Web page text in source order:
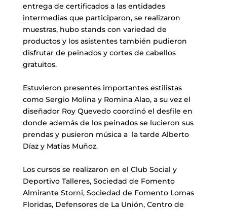
entrega de certificados a las entidades
intermedias que participaron, se realizaron
muestras, hubo stands con variedad de
productos y los asistentes también pudieron
disfrutar de peinados y cortes de cabellos
gratuitos.
Estuvieron presentes importantes estilistas
como Sergio Molina y Romina Alao, a su vez el
diseñador Roy Quevedo coordinó el desfile en
donde además de los peinados se lucieron sus
prendas y pusieron música a la tarde Alberto
Díaz y Matías Muñoz.
Los cursos se realizaron en el Club Social y
Deportivo Talleres, Sociedad de Fomento
Almirante Storni, Sociedad de Fomento Lomas
Floridas, Defensores de La Unión, Centro de